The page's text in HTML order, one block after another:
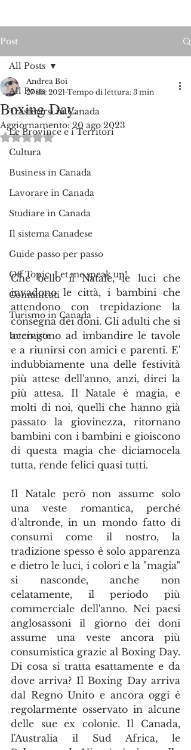
Post
All Posts
Trasferirsi in Canada
Le Province e i Territori
Cultura
Business in Canada
Lavorare in Canada
Studiare in Canada
Il sistema Canadese
Guide passo per passo
Off Topic. Let me speak up!
Comunicati
Turismo in Canada
Interviste
All Posts
Boxing Day.
Andrea Boi
27 dic 2021 Tempo di lettura: 3 min
Aggiornamento: 20 ago 2023
Valutazione NaN stelle su 5.
Che bello il Natale, le luci che
invadono le città, i bambini che
attendono con trepidazione la
consegna dei doni. Gli adulti che si
accingono ad imbandire le tavole
e a riunirsi con amici e parenti. E'
indubbiamente una delle festività
più attese dell'anno, anzi, direi la
più attesa. Il Natale è magia, e
molti di noi, quelli che hanno già
passato la giovinezza, ritornano
bambini con i bambini e gioiscono
di questa magia che diciamocela
tutta, rende felici quasi tutti.
Il Natale però non assume solo
una veste romantica, perché
d'altronde, in un mondo fatto di
consumi come il nostro, la
tradizione spesso è solo apparenza
e dietro le luci, i colori e la "magia"
si nasconde, anche non
celatamente, il periodo più
commerciale dell'anno. Nei paesi
anglosassoni il giorno dei doni
assume una veste ancora più
consumistica grazie al Boxing Day.
Di cosa si tratta esattamente e da
dove arriva? Il Boxing Day arriva
dal Regno Unito e ancora oggi è
regolarmente osservato in alcune
delle sue ex colonie. Il Canada,
l'Australia il Sud Africa, le